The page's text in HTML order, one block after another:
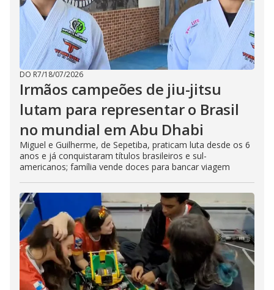
DO R7/18/07/2026
Irmãos campeões de jiu-jitsu
lutam para representar o Brasil
no mundial em Abu Dhabi
Miguel e Guilherme, de Sepetiba, praticam luta desde os 6
anos e já conquistaram títulos brasileiros e sul-
americanos; família vende doces para bancar viagem